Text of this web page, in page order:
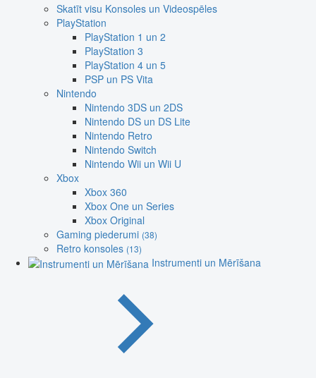
Skatīt visu Konsoles un Videospēles
PlayStation
PlayStation 1 un 2
PlayStation 3
PlayStation 4 un 5
PSP un PS Vita
Nintendo
Nintendo 3DS un 2DS
Nintendo DS un DS Lite
Nintendo Retro
Nintendo Switch
Nintendo Wii un Wii U
Xbox
Xbox 360
Xbox One un Series
Xbox Original
Gaming piederumi (38)
Retro konsoles (13)
Instrumenti un Mērīšana